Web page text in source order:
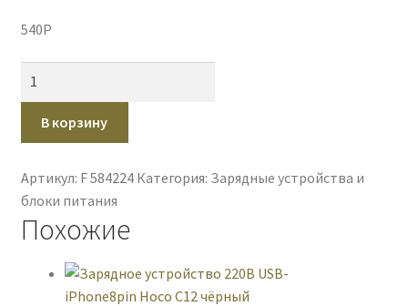
540P
Адаптер
220В
QC4.0/PD
Cablexpert
PC-
В корзину
Артикул: F 584224 Категория: Зарядные устройства и
блоки питания
Похожие